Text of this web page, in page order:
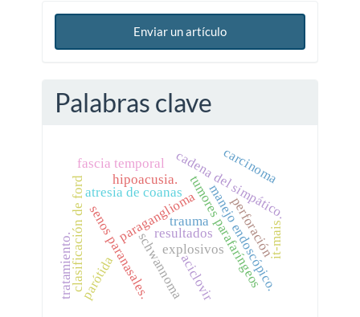
Enviar un artículo
Palabras clave
schwannoma
paragangliomatumores parafaríngeos
cadena del simpático.
atresia de coanas manejo endoscópico.
senos paranasales. perforación
trauma
explosivos
hipoacusia.
fascia temporal
clasificación de ford aciclovir
carcinoma
parótida
tratamiento. it-mais
resultados